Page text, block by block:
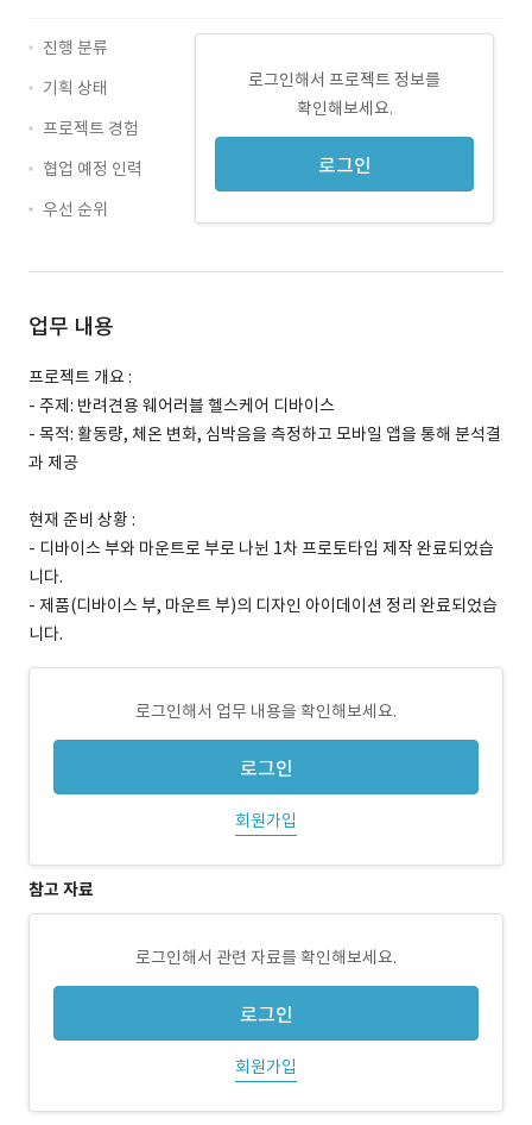
로그인해서 프로젝트 정보를
확인해보세요.
로그인
진행 분류
기획 상태
프로젝트 경험
협업 예정 인력
우선 순위
업무 내용
프로젝트 개요 :
- 주제: 반려견용 웨어러블 헬스케어 디바이스
- 목적: 활동량, 체온 변화, 심박음을 측정하고 모바일 앱을 통해 분석결
과 제공
현재 준비 상황 :
- 디바이스 부와 마운트로 부로 나뉜 1차 프로토타입 제작 완료되었습
니다.
- 제품(디바이스 부, 마운트 부)의 디자인 아이데이션 정리 완료되었습
니다.
로그인해서 업무 내용을 확인해보세요.
로그인
회원가입
참고 자료
로그인해서 관련 자료를 확인해보세요.
로그인
회원가입